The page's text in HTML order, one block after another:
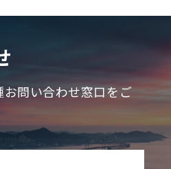
問い合わせ窓口をご